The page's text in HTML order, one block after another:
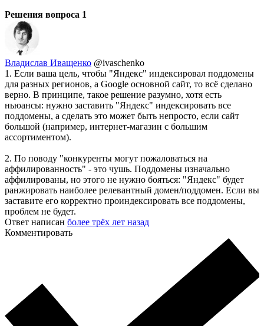
Решения вопроса 1
Владислав Иващенко @ivaschenko
1. Если ваша цель, чтобы "Яндекс" индексировал поддомены
для разных регионов, а Google основной сайт, то всё сделано
верно. В принципе, такое решение разумно, хотя есть
ньюансы: нужно заставить "Яндекс" индексировать все
поддомены, а сделать это может быть непросто, если сайт
большой (например, интернет-магазин с большим
ассортиментом).
2. По поводу "конкуренты могут пожаловаться на
аффилированность" - это чушь. Поддомены изначально
аффилированы, но этого не нужно бояться: "Яндекс" будет
ранжировать наиболее релевантный домен/поддомен. Если вы
заставите его корректно проиндексировать все поддомены,
проблем не будет.
Ответ написан более трёх лет назад
Комментировать